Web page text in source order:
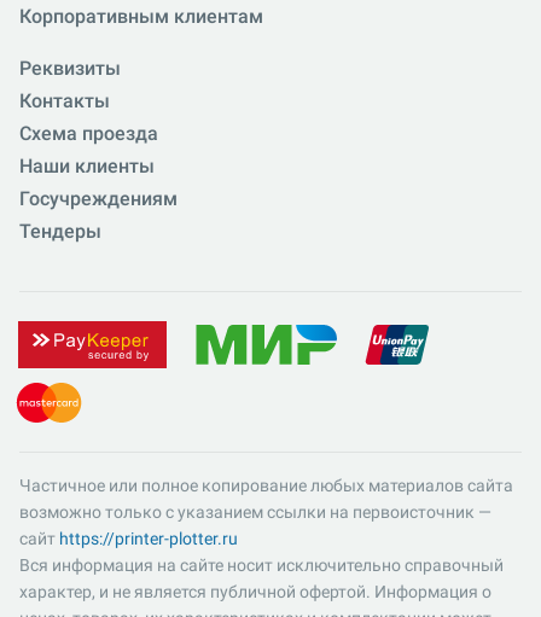
Корпоративным клиентам
Реквизиты
Контакты
Схема проезда
Наши клиенты
Госучреждениям
Тендеры
Частичное или полное копирование любых материалов сайта
возможно только с указанием ссылки на первоисточник —
сайт https://printer-plotter.ru
Вся информация на сайте носит исключительно справочный
характер, и не является публичной офертой. Информация о